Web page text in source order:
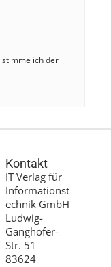
stimme ich der
Kontakt
IT Verlag für
Informationst
echnik GmbH
Ludwig-
Ganghofer-
Str. 51
83624